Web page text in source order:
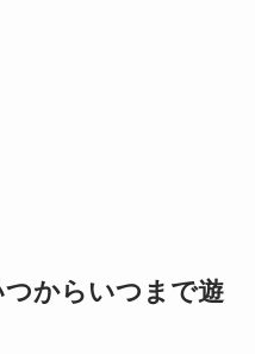
からいつまで遊